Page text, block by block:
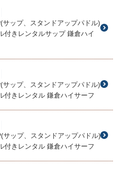
サップ、スタンドアップパドル)
付きレンタルサップ 鎌倉ハイ
サップ、スタンドアップパドル)
付きレンタル 鎌倉ハイサーフ
サップ、スタンドアップパドル)
付きレンタル 鎌倉ハイサーフ